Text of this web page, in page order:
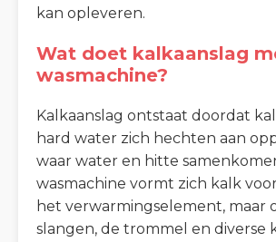
kan opleveren.
Wat doet kalkaanslag
wasmachine?
Kalkaanslag ontstaat doordat
hard water zich hechten aan
waar water en hitte
wasmachine vormt zich kalk
het verwarmingselement, maar
slangen, de trommel en diverse